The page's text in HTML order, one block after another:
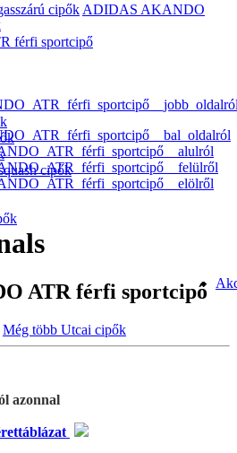
cipők
cipők ADIDAS AKANDO
ATR férfi sportcipő
Még több Utcai cipők
azonnal